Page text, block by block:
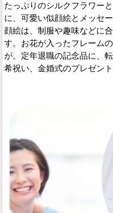
たっぷりのシルクフラワー
に、可愛い似顔絵とメッセ
顔絵は、制服や趣味などに
す。お花が入ったフレーム
が。定年退職の記念品に、
希祝い、金婚式のプレゼン